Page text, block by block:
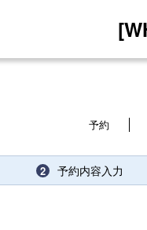
予約
2 予約内容入力